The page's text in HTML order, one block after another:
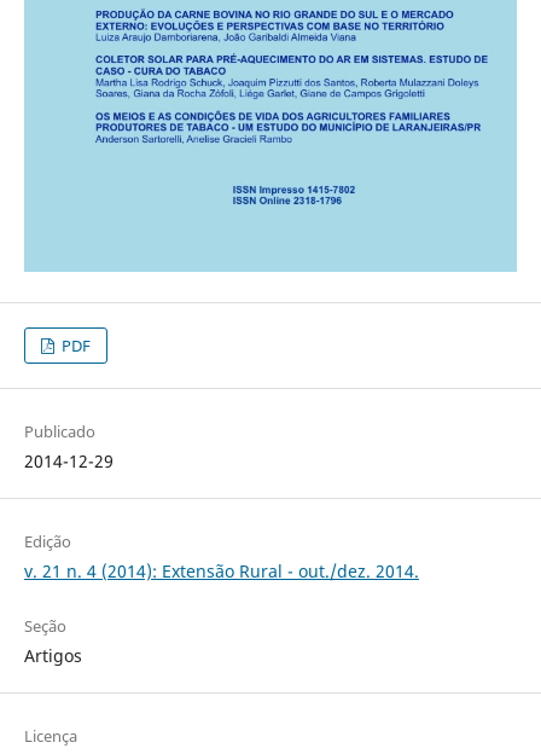
PDF
Publicado
2014-12-29
Edição
v. 21 n. 4 (2014): Extensão Rural - out./dez. 2014.
Seção
Artigos
Licença